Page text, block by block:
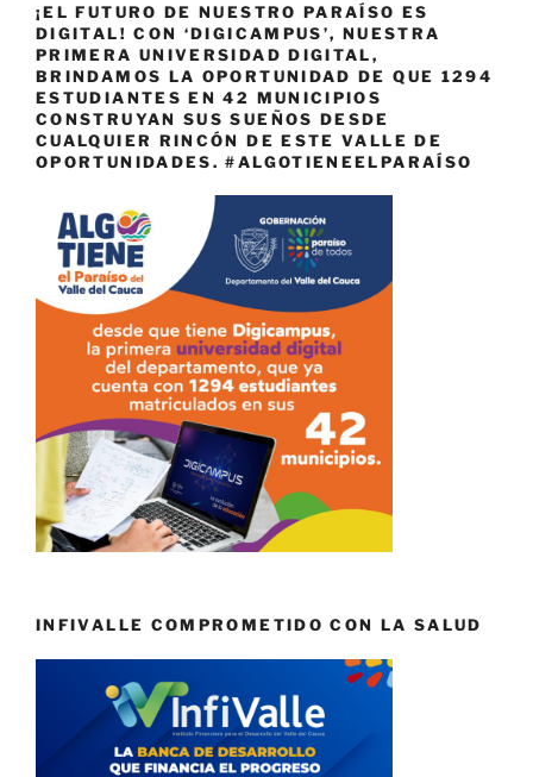
¡EL FUTURO DE NUESTRO PARAÍSO ES
DIGITAL! CON ‘DIGICAMPUS’, NUESTRA
PRIMERA UNIVERSIDAD DIGITAL,
BRINDAMOS LA OPORTUNIDAD DE QUE 1294
ESTUDIANTES EN 42 MUNICIPIOS
CONSTRUYAN SUS SUEÑOS DESDE
CUALQUIER RINCÓN DE ESTE VALLE DE
OPORTUNIDADES. #ALGOTIENEELPARAÍSO
INFIVALLE COMPROMETIDO CON LA SALUD